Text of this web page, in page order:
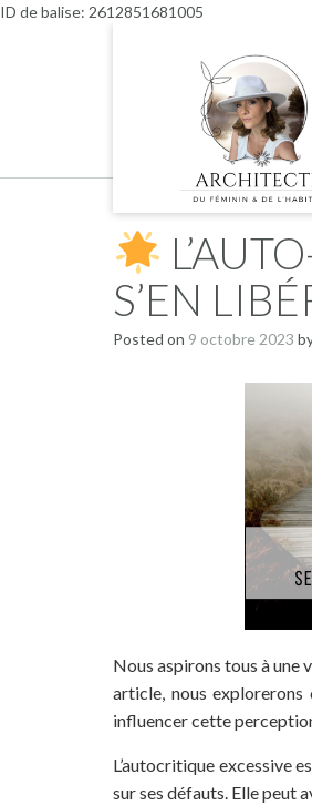
ID de balise: 2612851681005
content
S’EN
Posted on 9 octobre 2023
Nous aspirons tous à une
article, nous explorerons
influencer cette
L’autocritique excessive
sur ses défauts. Elle peut